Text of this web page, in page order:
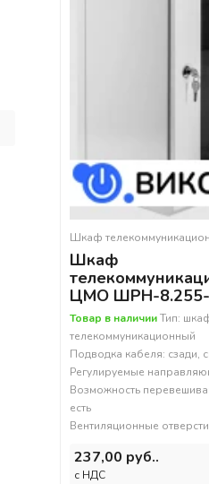
Шкаф
Шкаф
ЦМО ШРН-
Товар в наличииТип:
телекоммуникационный
Подводка кабеля: сзади,
Регулируемые
Возможность
есть
Вентиляционные
237,00 руб..
c НДС